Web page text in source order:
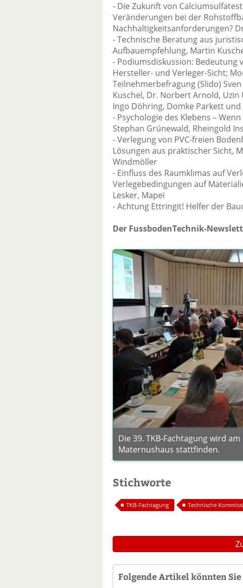
- Die Zukunft von
Veränderungen bei der
Nachhaltigkeitsanforderungen?
- Technische Beratung aus
Aufbauempfehlung, Martin
- Podiumsdiskussion: Bedeutung
Hersteller- und Verleger-Sicht;
Teilnehmerbefragung (Slido)
Kuschel, Dr. Norbert Arnold, Uzin
Ingo Döhring, Domke Parkett
- Psychologie des Klebens –
Stephan Grünewald, Rheingold
- Verlegung von PVC-freien
Lösungen aus praktischer Sicht,
Windmöller
- Einfluss des Raumklimas auf
Verlegebedingungen auf
Lesker, Mapei
- Achtung Ettringit! Helfer der
Der FussbodenTechnik-
Die 39. TKB-Fachtagung wird
Maternushaus stattfinden.
Stichworte
TKB-Fachtagung Technische
Folgende Artikel könnten